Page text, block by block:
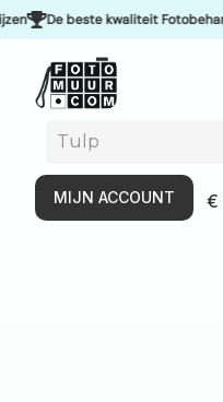
De beste kwaliteit Fotobehang
MIJN ACCOUNT €